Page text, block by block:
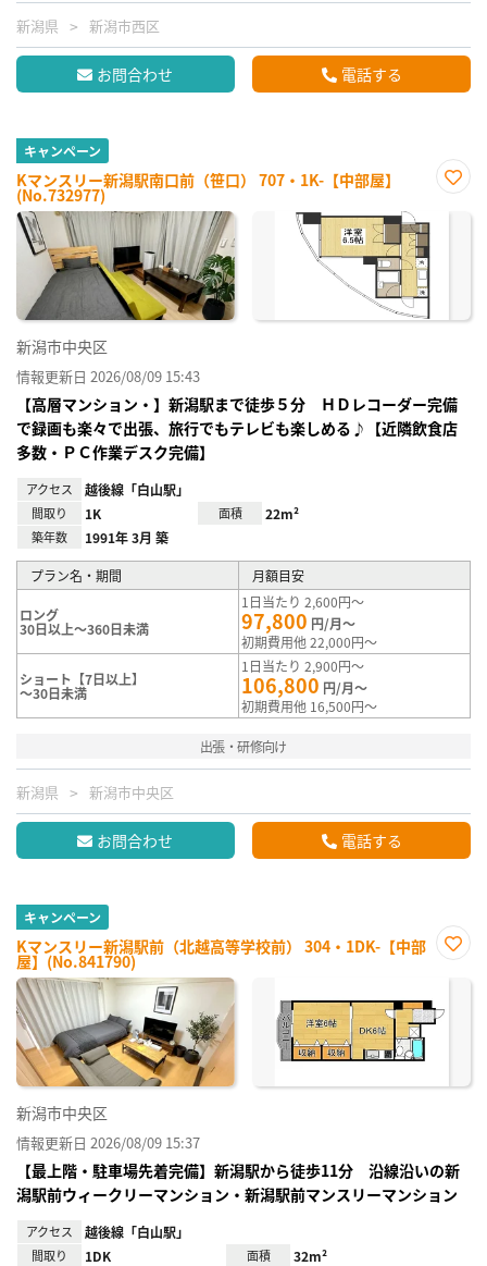
新潟県 新潟市西区
お問合わせ 電話する
キャンペーン
Kマンスリー新潟駅南口前（笹口） 707・1K-【中部屋】
(No.732977)
に入
新潟市中央区
情報更新日 2026/08/09 15:43
【高層マンション・】新潟駅まで徒歩５分 ＨＤレコーダー完備
で録画も楽々で出張、旅行でもテレビも楽しめる♪【近隣飲食店
多数・ＰＣ作業デスク完備】
アクセス 越後線「白山駅」
間取り 1K 面積 22m²
築年数 1991年 3月 築
プラン名・期間 月額目安
ロング
30日以上～360日未満
1日当たり 2,600円～
97,800 円/月～
初期費用他 22,000円～
ショート【7日以上】
～30日未満
1日当たり 2,900円～
106,800 円/月～
初期費用他 16,500円～
出張・研修向け
新潟県 新潟市中央区
お問合わせ 電話する
キャンペーン
Kマンスリー新潟駅前（北越高等学校前） 304・1DK-【中部
屋】(No.841790)
に入
録
新潟市中央区
情報更新日 2026/08/09 15:37
【最上階・駐車場先着完備】新潟駅から徒歩11分 沿線沿いの新
潟駅前ウィークリーマンション・新潟駅前マンスリーマンション
アクセス 越後線「白山駅」
間取り 1DK 面積 32m²